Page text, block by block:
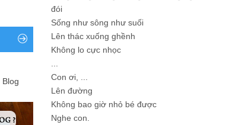
đói
Sống như sông như suối
Lên thác xuống ghềnh
Không lo cực nhọc
Con ơi, ...
Lên đường
Không bao giờ nhỏ bé được
Nghe con.